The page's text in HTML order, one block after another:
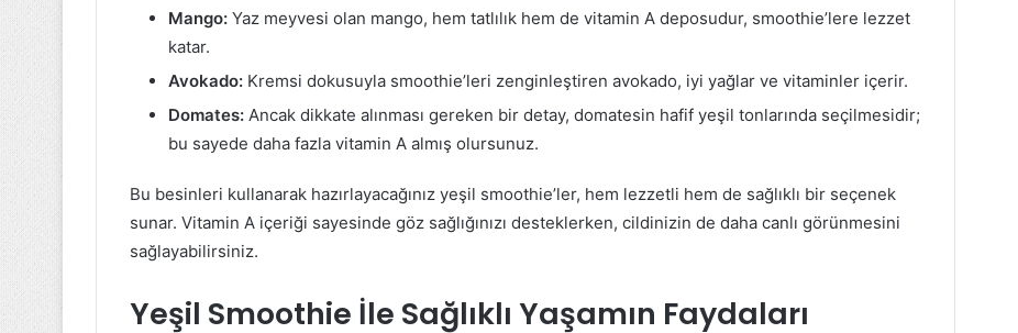
Mango: Yaz meyvesi olan mango, hem tatlılık hem de vitamin A deposudur, smoothie’lere lezzet
katar.
Avokado: Kremsi dokusuyla smoothie’leri zenginleştiren avokado, iyi yağlar ve vitaminler içerir.
Domates: Ancak dikkate alınması gereken bir detay, domatesin hafif yeşil tonlarında seçilmesidir;
bu sayede daha fazla vitamin A almış olursunuz.
Bu besinleri kullanarak hazırlayacağınız yeşil smoothie’ler, hem lezzetli hem de sağlıklı bir seçenek
sunar. Vitamin A içeriği sayesinde göz sağlığınızı desteklerken, cildinizin de daha canlı görünmesini
sağlayabilirsiniz.
Yeşil Smoothie İle Sağlıklı Yaşamın Faydaları